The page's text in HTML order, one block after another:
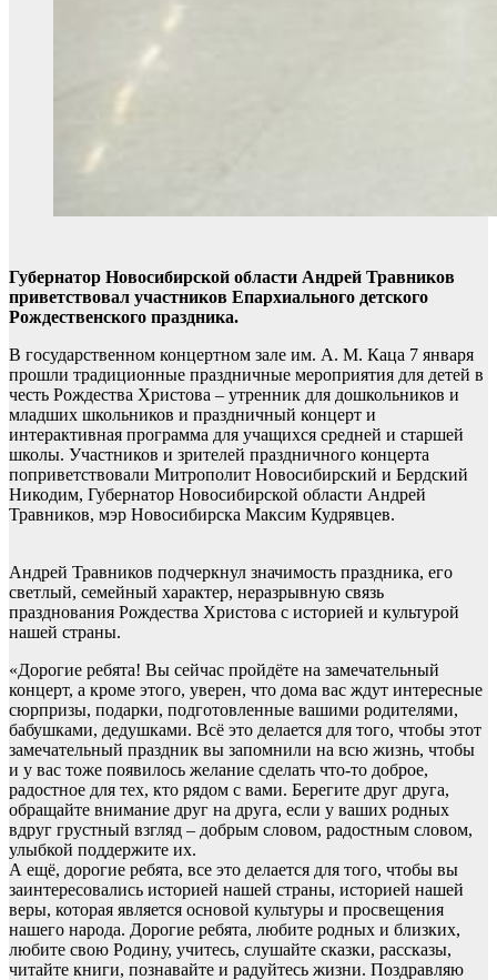
Губернатор Новосибирской области Андрей Травников
приветствовал участников Епархиального детского
Рождественского праздника.
В государственном концертном зале им. А. М. Каца 7 января
прошли традиционные праздничные мероприятия для детей в
честь Рождества Христова – утренник для дошкольников и
младших школьников и праздничный концерт и
интерактивная программа для учащихся средней и старшей
школы. Участников и зрителей праздничного концерта
поприветствовали Митрополит Новосибирский и Бердский
Никодим, Губернатор Новосибирской области Андрей
Травников, мэр Новосибирска Максим Кудрявцев.
Андрей Травников подчеркнул значимость праздника, его
светлый, семейный характер, неразрывную связь
празднования Рождества Христова с историей и культурой
нашей страны.
«Дорогие ребята! Вы сейчас пройдёте на замечательный
концерт, а кроме этого, уверен, что дома вас ждут интересные
сюрпризы, подарки, подготовленные вашими родителями,
бабушками, дедушками. Всё это делается для того, чтобы этот
замечательный праздник вы запомнили на всю жизнь, чтобы
и у вас тоже появилось желание сделать что-то доброе,
радостное для тех, кто рядом с вами. Берегите друг друга,
обращайте внимание друг на друга, если у ваших родных
вдруг грустный взгляд – добрым словом, радостным словом,
улыбкой поддержите их.
А ещё, дорогие ребята, все это делается для того, чтобы вы
заинтересовались историей нашей страны, историей нашей
веры, которая является основой культуры и просвещения
нашего народа. Дорогие ребята, любите родных и близких,
любите свою Родину, учитесь, слушайте сказки, рассказы,
читайте книги, познавайте и радуйтесь жизни. Поздравляю